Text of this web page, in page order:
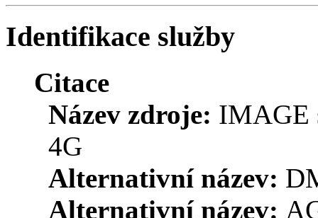
Identifikace služby
Citace
Název zdroje: IMAGE
4G
Alternativní název:
Alternativní název: